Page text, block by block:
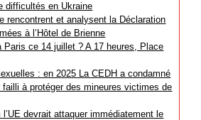
difficultés en Ukraine
rencontrent et analysent la Déclaration
à l’Hôtel de Brienne
Paris ce 14 juillet ? A 17 heures, Place
: en 2025 La CEDH a condamné
failli à protéger des mineures victimes de
devrait attaquer immédiatement le